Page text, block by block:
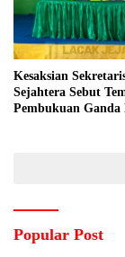
Kesaksian
Sejahtera Sebut
Pembukuan Ganda
Popular Post